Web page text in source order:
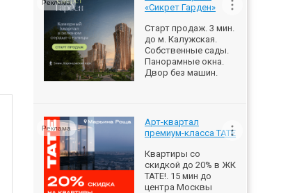
«Сикрет Гарден»
Старт продаж. 3 мин.
до м. Калужская.
Собственные сады.
Панорамные окна.
Двор без машин.
Реклама
Арт-квартал
премиум-класса ТАТЕ
Квартиры со
скидкой до 20% в ЖК
ТАТЕ!. 15 мин до
центра Москвы
Реклама